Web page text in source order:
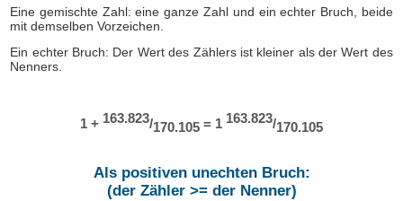
Eine gemischte Zahl: eine ganze Zahl und ein echter Bruch, beide
mit demselben Vorzeichen.
Ein echter Bruch: Der Wert des Zählers ist kleiner als der Wert des
Nenners.
1 + 163.823/170.105 = 1 163.823/170.105
Als positiven unechten Bruch:
(der Zähler >= der Nenner)